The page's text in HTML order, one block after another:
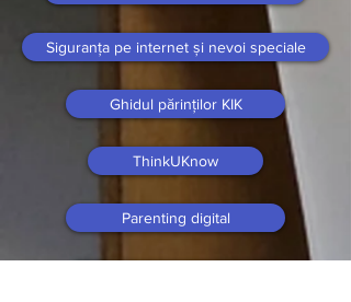
Siguranța pe internet și nevoi speciale
Ghidul părinților KIK
ThinkUKnow
Parenting digital